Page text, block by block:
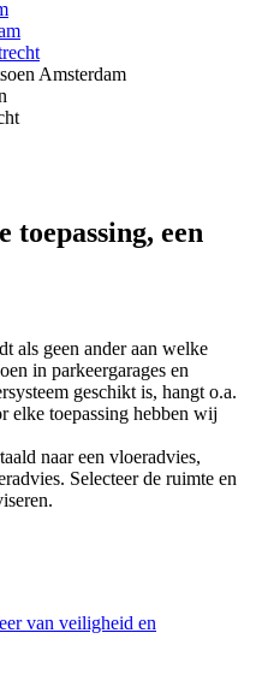
Amsterdam
toepassing, een
als geen ander aan welke
in parkeergarages en
geschikt is, hangt o.a.
elke toepassing hebben wij
naar een vloeradvies,
Selecteer de ruimte en
van veiligheid en